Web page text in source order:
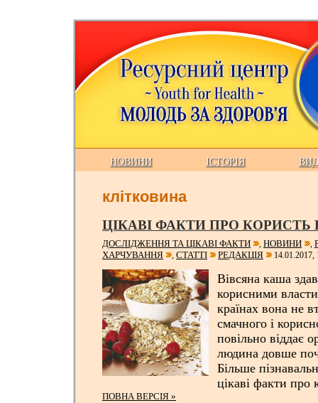
НОВИНИ ІСТОРІЯ
клітковина
ЦІКАВІ ФАКТИ ПРО КОРИСТЬ
ДОСЛІДЖЕННЯ ТА ЦІКАВІ ФАКТИ , НОВИНИ ,
ХАРЧУВАННЯ
, СТАТТІ РЕДАКЦІЯ 14.01.2017,
Вівсяна каша
корисними
країнах вона не
смачного і
повільно віддає
людина довше
Більше
цікаві факти про
ПОВНА ВЕРСІЯ »